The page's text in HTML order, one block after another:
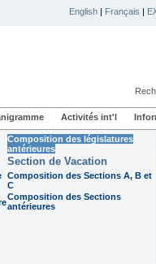
English | Français |
Activités int'l
Composition des législatures
antérieures
Section de Vacation
Composition des Sections A, B et
C
Composition des Sections
antérieures